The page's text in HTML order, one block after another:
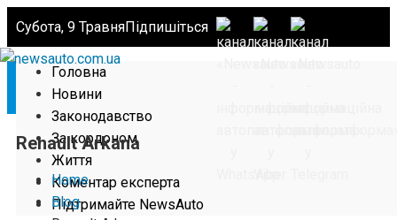
Субота, 9 ТравняПідпишіться
Головна
Новини
Законодавство
За кордоном
Життя
Коментар експерта
Підтримайте NewsAuto
Renault Arkana
Home
Blog